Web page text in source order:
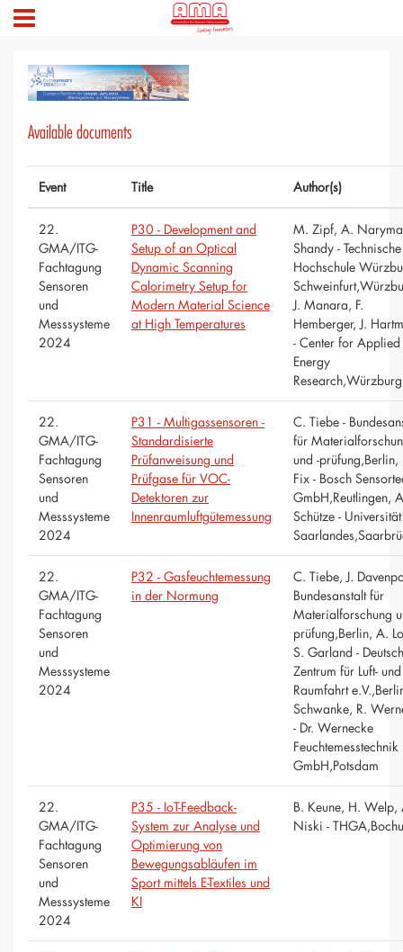
Available documents
Event Title Author(s)
22.
GMA/ITG-
Fachtagung
Sensoren
und
Messsysteme
2024
P30 - Development and
Setup of an Optical
Dynamic Scanning
Calorimetry Setup for
Modern Material Science
at High Temperatures
M. Zipf, A.
Shandy - Technische
Hochschule
J. Manara, F.
Hemberger, J.
- Center for Applied
Energy
Research,Würzburg
22.
GMA/ITG-
Fachtagung
Sensoren
und
Messsysteme
2024
P31 - Multigassensoren -
Standardisierte
Prüfanweisung und
Prüfgase für VOC-
Detektoren zur
Innenraumluftgütemessung
C. Tiebe -
für
und -prüfung,Berlin,
Fix - Bosch
GmbH,Reutlingen,
Schütze -
22.
GMA/ITG-
Fachtagung
Sensoren
und
Messsysteme
2024
P32 - Gasfeuchtemessung
in der Normung
C. Tiebe, J.
Bundesanstalt für
Materialforschung
prüfung,Berlin, A.
S. Garland -
Zentrum für Luft- und
Raumfahrt
Schwanke, R.
- Dr. Wernecke
Feuchtemesstechnik
GmbH,Potsdam
22.
GMA/ITG-
Fachtagung
Sensoren
und
Messsysteme
2024
P35 - IoT-Feedback-
System zur Analyse und
Optimierung von
Bewegungsabläufen im
Sport mittels E-Textiles und
KI
B. Keune, H. Welp,
Niski -